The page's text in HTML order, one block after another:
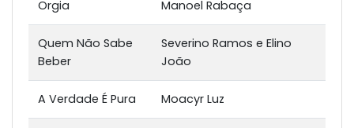
Orgia
Manoel Rabaça
Quem Não Sabe
Beber
Severino Ramos e Elino
João
A Verdade É Pura Moacyr Luz